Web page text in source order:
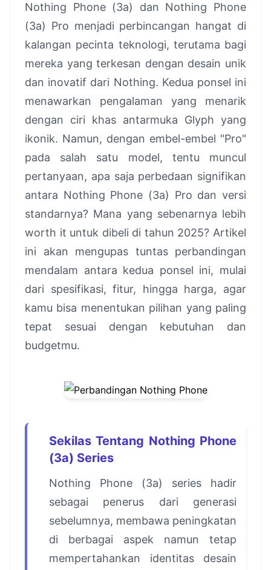
Nothing Phone (3a) dan Nothing Phone
(3a) Pro menjadi perbincangan hangat di
kalangan pecinta teknologi, terutama bagi
mereka yang terkesan dengan desain unik
dan inovatif dari Nothing. Kedua ponsel ini
menawarkan pengalaman yang menarik
dengan ciri khas antarmuka Glyph yang
ikonik. Namun, dengan embel-embel "Pro"
pada salah satu model, tentu muncul
pertanyaan, apa saja perbedaan signifikan
antara Nothing Phone (3a) Pro dan versi
standarnya? Mana yang sebenarnya lebih
worth it untuk dibeli di tahun 2025? Artikel
ini akan mengupas tuntas perbandingan
mendalam antara kedua ponsel ini, mulai
dari spesifikasi, fitur, hingga harga, agar
kamu bisa menentukan pilihan yang paling
tepat sesuai dengan kebutuhan dan
budgetmu.
Sekilas Tentang Nothing Phone
(3a) Series
Nothing Phone (3a) series hadir
sebagai penerus dari generasi
sebelumnya, membawa peningkatan
di berbagai aspek namun tetap
mempertahankan identitas desain